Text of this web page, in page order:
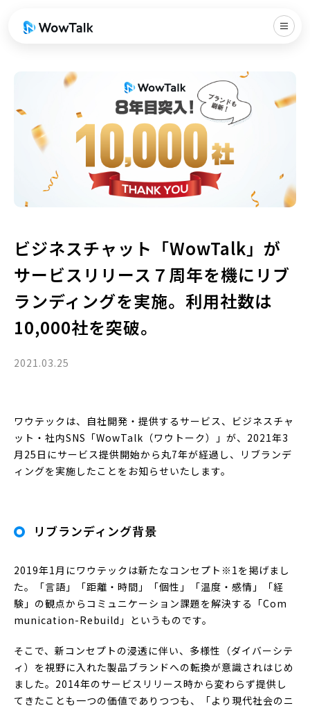
ビジネスチャット「WowTalk」が
サービスリリース７周年を機にリブ
ランディングを実施。利用社数は
10,000社を突破。
2021.03.25
ワウテックは、自社開発・提供するサービス、ビジネスチャ
ット・社内SNS「WowTalk（ワウトーク）」が、2021年3
月25日にサービス提供開始から丸7年が経過し、リブランデ
ィングを実施したことをお知らせいたします。
リブランディング背景
2019年1月にワウテックは新たなコンセプト※1を掲げまし
た。「言語」「距離・時間」「個性」「温度・感情」「経
験」の観点からコミュニケーション課題を解決する「Com
munication-Rebuild」というものです。
そこで、新コンセプトの浸透に伴い、多様性（ダイバーシテ
ィ）を視野に入れた製品ブランドへの転換が意識されはじめ
ました。2014年のサービスリリース時から変わらず提供し
てきたことも一つの価値でありつつも、「より現代社会のニ